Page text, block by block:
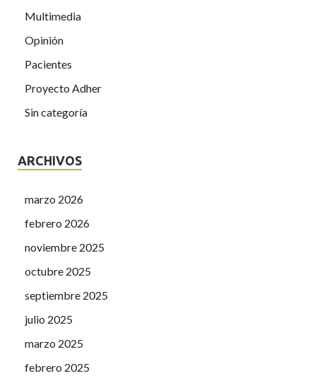
Multimedia
Opinión
Pacientes
Proyecto Adher
Sin categoría
ARCHIVOS
marzo 2026
febrero 2026
noviembre 2025
octubre 2025
septiembre 2025
julio 2025
marzo 2025
febrero 2025